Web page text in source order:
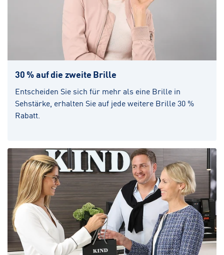
30 % auf die zweite Brille
Entscheiden Sie sich für mehr als eine Brille in
Sehstärke, erhalten Sie auf jede weitere Brille 30 %
Rabatt.